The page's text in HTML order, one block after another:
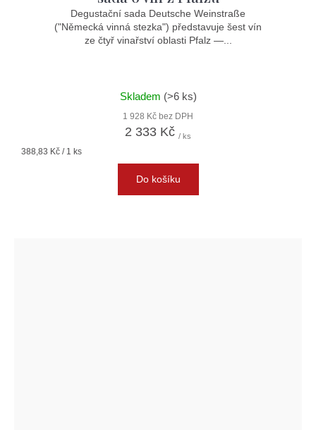
Degustační sada Deutsche Weinstraße
("Německá vinná stezka") představuje šest vín
ze čtyř vinařství oblasti Pfalz —...
Skladem (>6 ks)
1 928 Kč bez DPH
2 333 Kč / ks
Měrná
388,83 Kč / 1 ks
Do košíku